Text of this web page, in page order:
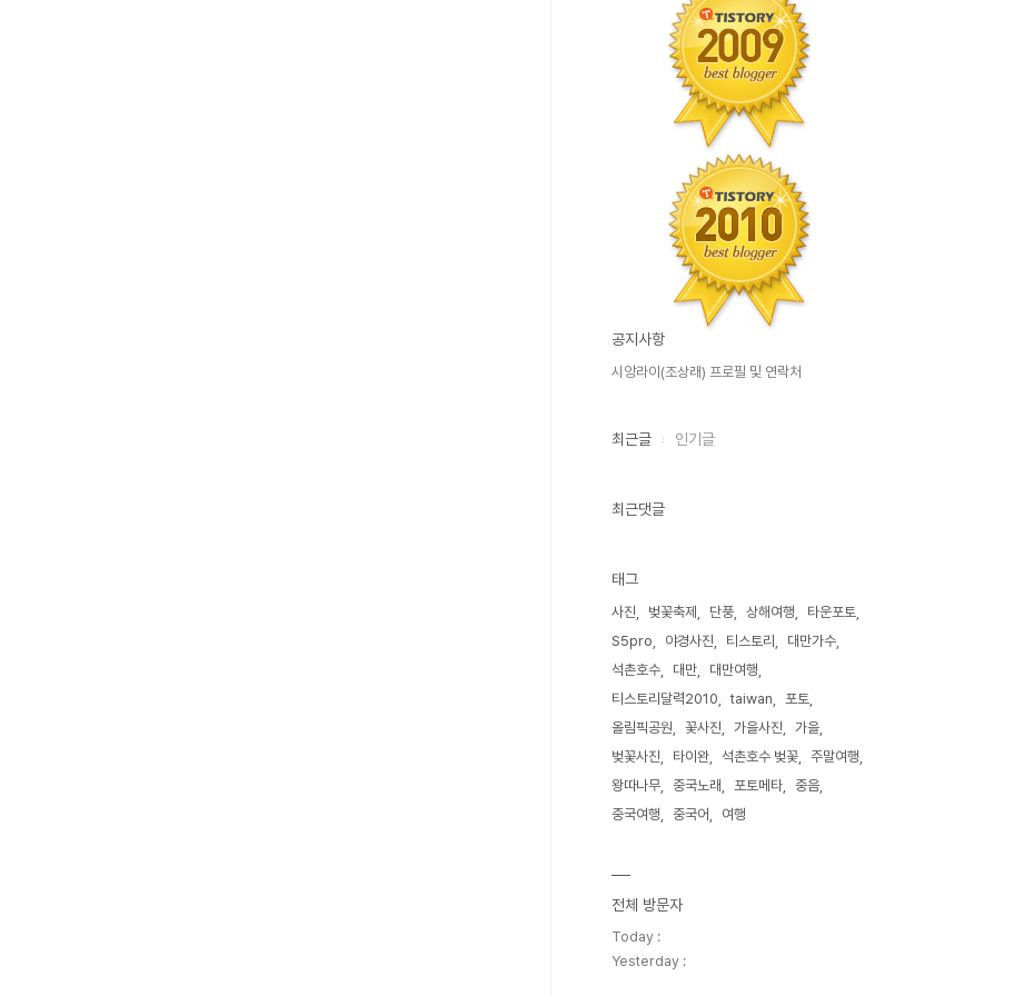
공지사항
시앙라이(조상래) 프로필 및 연락처
최근글 인기글
최근댓글
태그
사진 벚꽃축제 단풍 상해여행
타운포토
S5pro
야경사진 티스토리
대만가수
석촌호수
대만
대만여행
티스토리달력2010
taiwan
포토
올림픽공원
꽃사진 가을사진
가을
벚꽃사진
타이완 석촌호수 벚꽃
주말여행
왕따나무
중국노래 포토메타
중음
중국여행
중국어 여행
전체 방문자
Today :
Yesterday :